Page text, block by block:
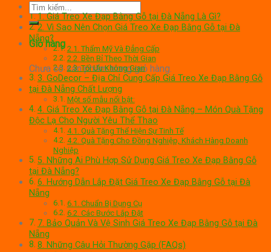
Tìm
kiếm:
Giỏ hàng
Chưa có sản phẩm trong giỏ hàng.
1. Giá Treo Xe Đạp Bằng Gỗ tại Đà Nẵng Là Gì?
2. Vì Sao Nên Chọn Giá Treo Xe Đạp Bằng Gỗ tại Đà
Nẵng?
2.1. Thẩm Mỹ Và Đẳng Cấp
2.2. Bền Bỉ Theo Thời Gian
2.3. Tối Ưu Không Gian
3. GoDecor – Địa Chỉ Cung Cấp Giá Treo Xe Đạp Bằng Gỗ
tại Đà Nẵng Chất Lượng
Một số mẫu nổi bật:
4. Giá Treo Xe Đạp Bằng Gỗ tại Đà Nẵng – Món Quà Tặng
Độc Lạ Cho Người Yêu Thể Thao
4.1. Quà Tặng Thể Hiện Sự Tinh Tế
4.2. Quà Tặng Cho Đồng Nghiệp, Khách Hàng Doanh
Nghiệp
5. Những Ai Phù Hợp Sử Dụng Giá Treo Xe Đạp Bằng Gỗ
tại Đà Nẵng?
6. Hướng Dẫn Lắp Đặt Giá Treo Xe Đạp Bằng Gỗ tại Đà
Nẵng
6.1. Chuẩn Bị Dụng Cụ
6.2. Các Bước Lắp Đặt
7. Bảo Quản Và Vệ Sinh Giá Treo Xe Đạp Bằng Gỗ tại Đà
Nẵng
8. Những Câu Hỏi Thường Gặp (FAQs)